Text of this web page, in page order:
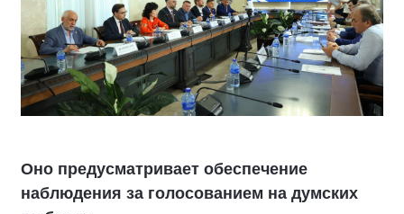
Оно предусматривает обеспечение
наблюдения за голосованием на думских